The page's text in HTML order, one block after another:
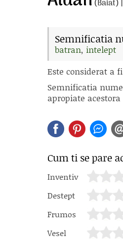
(Baiat) |
Semnificatia
batran, intelept
Este considerat a
Semnificatia
apropiate
Cum ti se pare
Inventiv
Destept
Frumos
Vesel